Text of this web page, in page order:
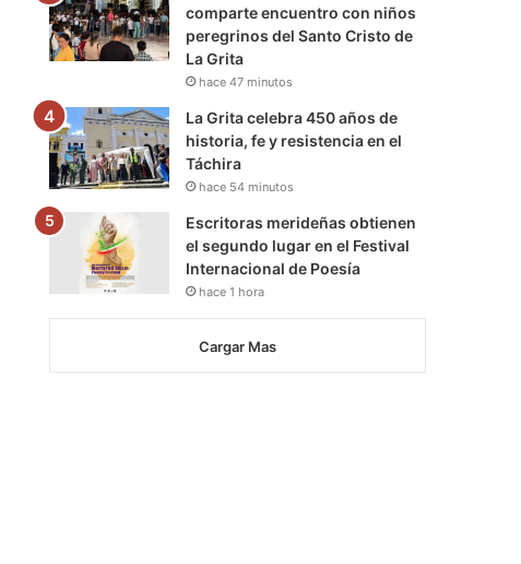
comparte encuentro con niños
peregrinos del Santo Cristo de
La Grita
hace 47 minutos
La Grita celebra 450 años de
historia, fe y resistencia en el
Táchira
hace 54 minutos
Escritoras merideñas obtienen
el segundo lugar en el Festival
Internacional de Poesía
hace 1 hora
Cargar Mas